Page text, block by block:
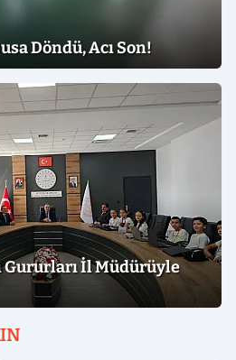
Döndü, Acı Son!
İl Müdürüyle